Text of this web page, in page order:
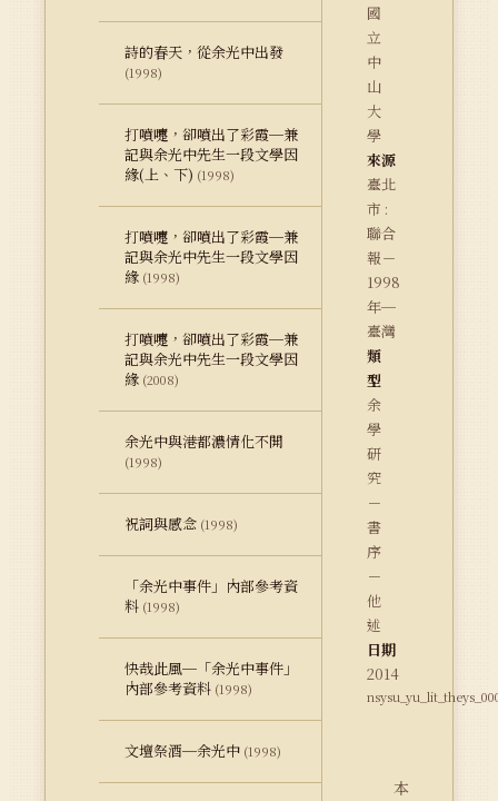
詩的春天，從余光中出發
(1998)
打噴嚏，卻噴出了彩霞─兼
記與余光中先生一段文學因
緣(上、下) (1998)
打噴嚏，卻噴出了彩霞─兼
記與余光中先生一段文學因
緣 (1998)
打噴嚏，卻噴出了彩霞─兼
記與余光中先生一段文學因
緣 (2008)
余光中與港都濃情化不開
(1998)
祝詞與感念 (1998)
「余光中事件」內部參考資
料 (1998)
快哉此風─「余光中事件」
內部參考資料 (1998)
文壇祭酒─余光中 (1998)
國
立
中
山
大
學
來源
臺北
市 :
聯合
報－
1998
年─
臺灣
類
型
余
學
研
究
－
書
序
－
他
述
日期
2014
本